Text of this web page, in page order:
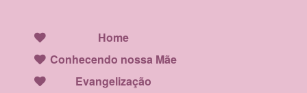
Home
Conhecendo nossa Mãe
Evangelização